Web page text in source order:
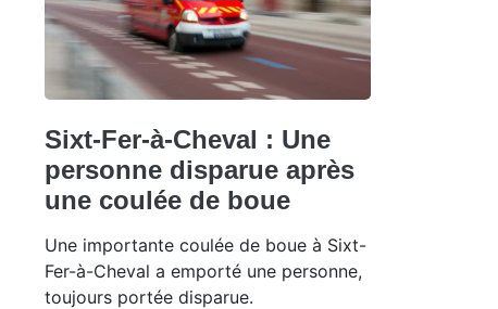
Sixt-Fer-à-Cheval : Une
personne disparue après
une coulée de boue
Une importante coulée de boue à Sixt-
Fer-à-Cheval a emporté une personne,
toujours portée disparue.